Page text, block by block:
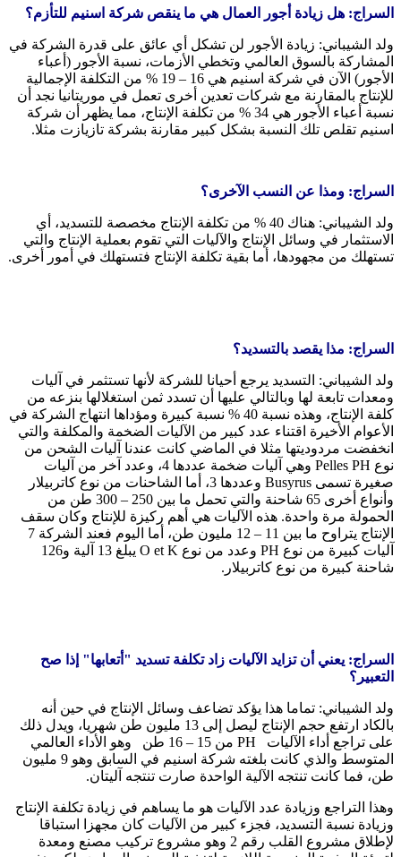
السراج: هل زيادة أجور العمال هي ما ينقص شركة اسنيم للتأزم؟
ولد الشيباني: زيادة الأجور لن تشكل أي عائق على قدرة الشركة في
المشاركة بالسوق العالمي وتخطي الأزمات، نسبة الأجور (أعباء
الأجور) الآن في شركة اسنيم هي 16 – 19 % من التكلفة الإجمالية
للإنتاج بالمقارنة مع شركات تعدين أخرى تعمل في موريتانيا نجد أن
نسبة أعباء الأجور هي 34 % من تكلفة الإنتاج، مما يظهر أن شركة
اسنيم تقلص تلك النسبة بشكل كبير مقارنة بشركة تازيازت مثلا.
السراج: ومذا عن النسب الآخرى؟
ولد الشيباني: هناك 40 % من تكلفة الإنتاج مخصصة للتسديد، أي
الاستثمار في وسائل الإنتاج والآليات التي تقوم بعملية الإنتاج والتي
تستهلك من مجهودها، أما بقية تكلفة الإنتاج فتستهلك في أمور أخرى.
السراج: مذا يقصد بالتسديد؟
ولد الشيباني: التسديد يرجع أحيانا للشركة لأنها تستثمر في آليات
ومعدات تابعة لها وبالتالي عليها أن تسدد ثمن استغلالها بنزعه من
كلفة الإنتاج، وهذه نسبة 40 % نسبة كبيرة ومؤداها انتهاج الشركة في
الأعوام الأخيرة اقتناء عدد كبير من الآليات الضخمة والمكلفة والتي
انخفضت مردوديتها مثلا في الماضي كانت عندنا آليات الشحن من
نوع Pelles PH وهي آليات ضخمة عددها 4، وعدد آخر من آليات
صغيرة تسمى Busyrus وعددها 3، أما الشاحنات من نوع كاتربيلار
وأنواع أخرى 65 شاحنة والتي تحمل ما بين 250 – 300 طن من
الحمولة مرة واحدة. هذه الآليات هي أهم ركيزة للإنتاج وكان سقف
الإنتاج يتراوح ما بين 11 – 12 مليون طن، أما اليوم فعند الشركة 7
آليات كبيرة من نوع PH وعدد من نوع O et K يبلغ 13 آلية و126
شاحنة كبيرة من نوع كاتربيلار.
السراج: يعني أن تزايد الآليات زاد تكلفة تسديد "أتعابها" إذا صح
التعبير؟
ولد الشيباني: تماما هذا يؤكد تضاعف وسائل الإنتاج في حين أنه
بالكاد ارتفع حجم الإنتاج ليصل إلى 13 مليون طن شهريا، ويدل ذلك
على تراجع أداء الآليات PH من 15 – 16 طن وهو الأداء العالمي
المتوسط والذي كانت بلغته شركة اسنيم في السابق وهو 9 مليون
طن، فما كانت تنتجه الآلية الواحدة صارت تنتجه آليتان.
وهذا التراجع وزيادة عدد الآليات هو ما يساهم في زيادة تكلفة الإنتاج
وزيادة نسبة التسديد، فجزء كبير من الآليات كان مجهزا استباقا
لإطلاق مشروع القلب رقم 2 وهو مشروع تركيب مصنع ومعدة